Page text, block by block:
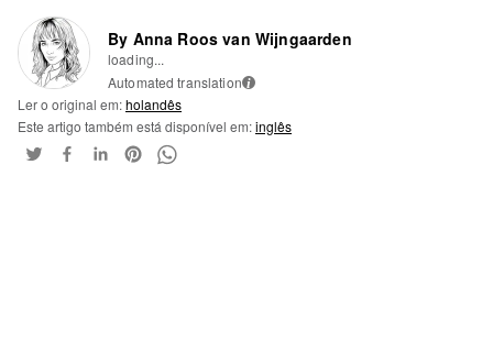
By Anna Roos van Wijngaarden
loading...
Automated translation i
Ler o original em:holandês
Este artigo também está disponível em:inglês